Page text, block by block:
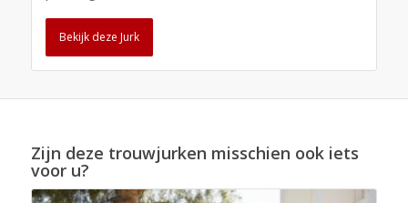
Bekijk deze Jurk
Zijn deze trouwjurken misschien ook iets
voor u?